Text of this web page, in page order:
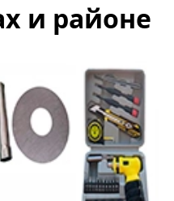
и районе